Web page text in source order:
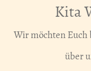
Kita
Wir möchten
über